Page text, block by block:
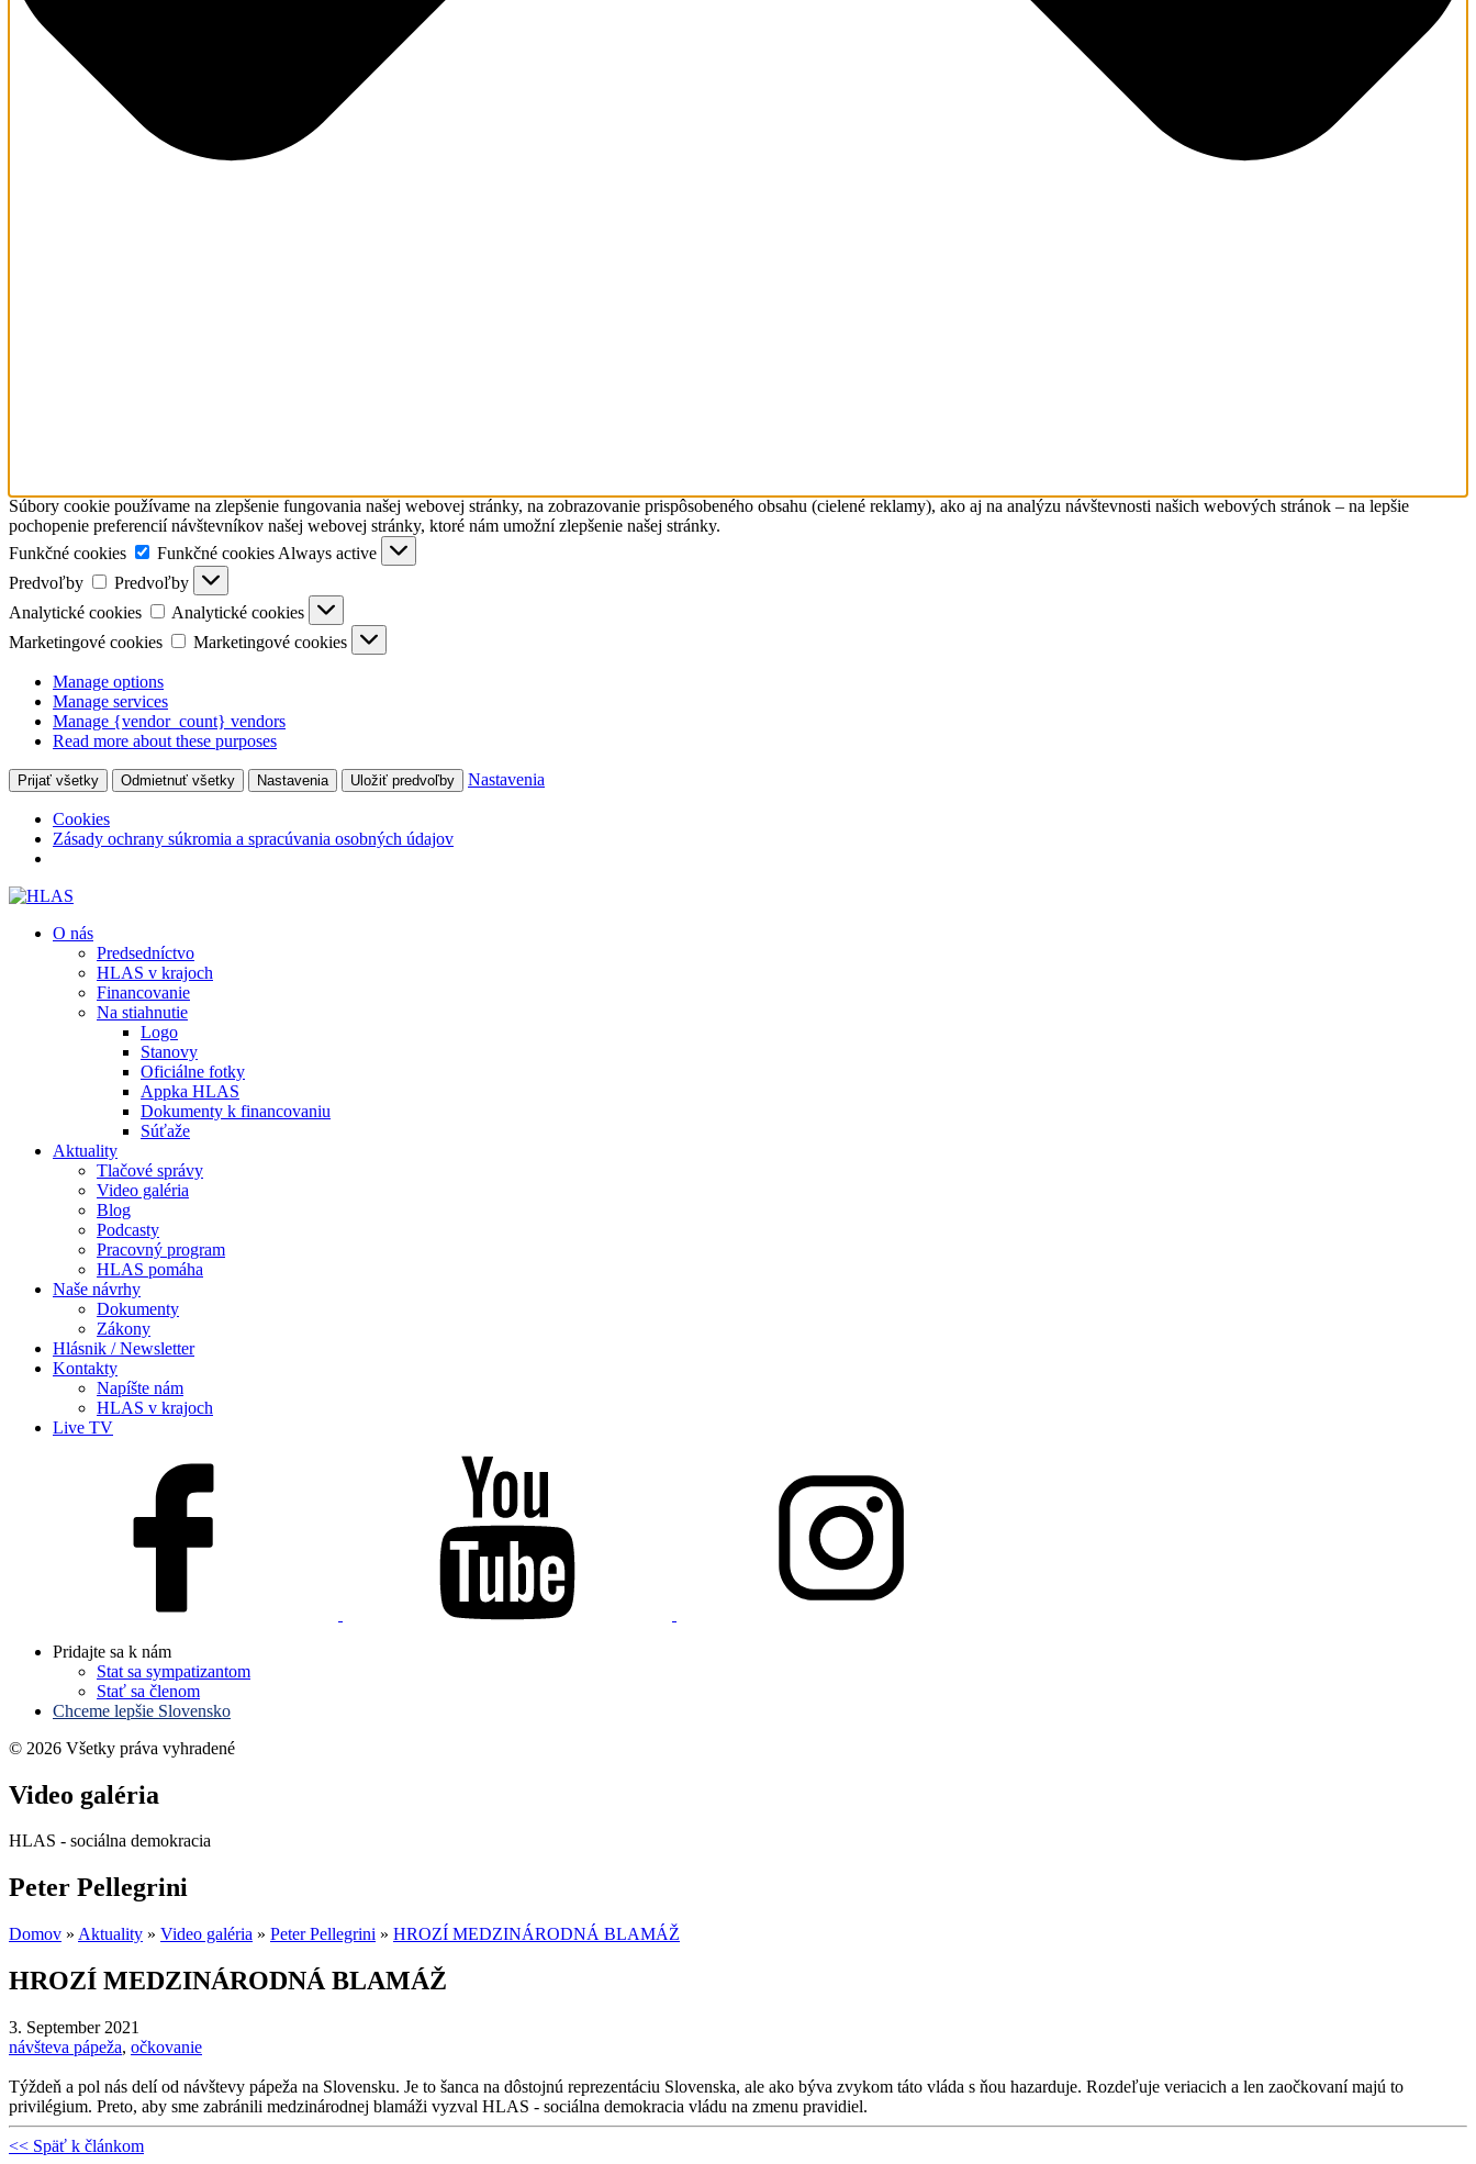
Súbory cookie používame na zlepšenie fungovania našej webovej stránky, na zobrazovanie prispôsobeného obsahu (cielené reklamy), ako aj na analýzu návštevnosti našich webových stránok – na lepšie
pochopenie preferencií návštevníkov našej webovej stránky, ktoré nám umožní zlepšenie našej stránky.
Funkčné cookies
Funkčné cookies Always active
Predvoľby
Predvoľby
Analytické cookies
Analytické cookies
Marketingové cookies
Marketingové cookies
Manage options
Manage services
Manage {vendor_count} vendors
Read more about these purposes
Prijať všetky Odmietnuť všetky Nastavenia Uložiť predvoľby Nastavenia
Cookies
Zásady ochrany súkromia a spracúvania osobných údajov
O nás
Predsedníctvo
HLAS v krajoch
Financovanie
Na stiahnutie
Logo
Stanovy
Oficiálne fotky
Appka HLAS
Dokumenty k financovaniu
Súťaže
Aktuality
Tlačové správy
Video galéria
Blog
Podcasty
Pracovný program
HLAS pomáha
Naše návrhy
Dokumenty
Zákony
Hlásnik / Newsletter
Kontakty
Napíšte nám
HLAS v krajoch
Live TV
Pridajte sa k nám
Stat sa sympatizantom
Stať sa členom
Chceme lepšie Slovensko
© 2026 Všetky práva vyhradené
Video galéria
HLAS - sociálna demokracia
Peter Pellegrini
Domov » Aktuality » Video galéria » Peter Pellegrini » HROZÍ MEDZINÁRODNÁ BLAMÁŽ
HROZÍ MEDZINÁRODNÁ BLAMÁŽ
3. September 2021
návšteva pápeža, očkovanie
Týždeň a pol nás delí od návštevy pápeža na Slovensku. Je to šanca na dôstojnú reprezentáciu Slovenska, ale ako býva zvykom táto vláda s ňou hazarduje. Rozdeľuje veriacich a len zaočkovaní majú to
privilégium. Preto, aby sme zabránili medzinárodnej blamáži vyzval HLAS - sociálna demokracia vládu na zmenu pravidiel.
<< Späť k článkom